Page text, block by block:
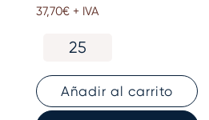
37,70€ + IVA
portátil
residuos
de
Añadir al carrito